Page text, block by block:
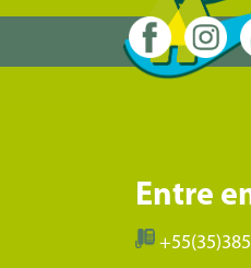
Entre